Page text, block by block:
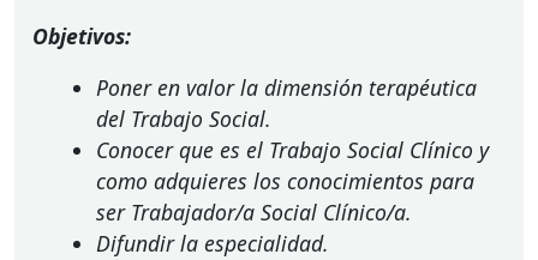
Objetivos:
Poner en valor la dimensión terapéutica
del Trabajo Social.
Conocer que es el Trabajo Social Clínico y
como adquieres los conocimientos para
ser Trabajador/a Social Clínico/a.
Difundir la especialidad.